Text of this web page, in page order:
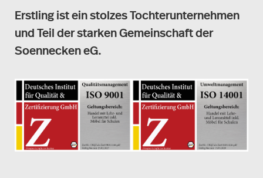
Erstling ist ein stolzes Tochterunternehmen
und Teil der starken Gemeinschaft der
Soennecken eG.